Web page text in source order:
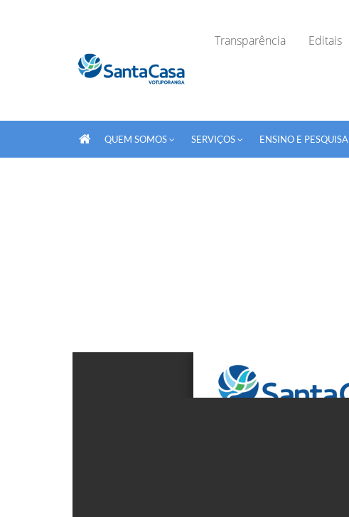
Transparência Editais
QUEM SOMOS SERVIÇOS ENSINO E PESQUISA